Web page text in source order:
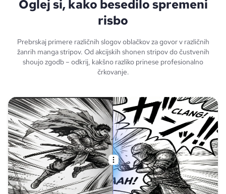
Oglej si, kako besedilo spremeni
risbo
Prebrskaj primere različnih slogov oblačkov za govor v različnih
žanrih manga stripov. Od akcijskih shonen stripov do čustvenih
shoujo zgodb – odkrij, kakšno razliko prinese profesionalno
črkovanje.